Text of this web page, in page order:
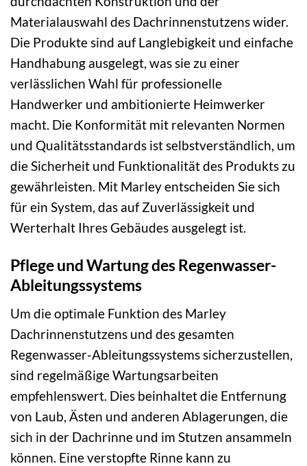
Materialauswahl des Dachrinnenstutzens wider.
Die Produkte sind auf Langlebigkeit und einfache
Handhabung ausgelegt, was sie zu einer
verlässlichen Wahl für professionelle
Handwerker und ambitionierte Heimwerker
macht. Die Konformität mit relevanten Normen
und Qualitätsstandards ist selbstverständlich, um
die Sicherheit und Funktionalität des Produkts zu
gewährleisten. Mit Marley entscheiden Sie sich
für ein System, das auf Zuverlässigkeit und
Werterhalt Ihres Gebäudes ausgelegt ist.
Pflege und Wartung des Regenwasser-
Ableitungssystems
Um die optimale Funktion des Marley
Dachrinnenstutzens und des gesamten
Regenwasser-Ableitungssystems sicherzustellen,
sind regelmäßige Wartungsarbeiten
empfehlenswert. Dies beinhaltet die Entfernung
von Laub, Ästen und anderen Ablagerungen, die
sich in der Dachrinne und im Stutzen ansammeln
können. Eine verstopfte Rinne kann zu